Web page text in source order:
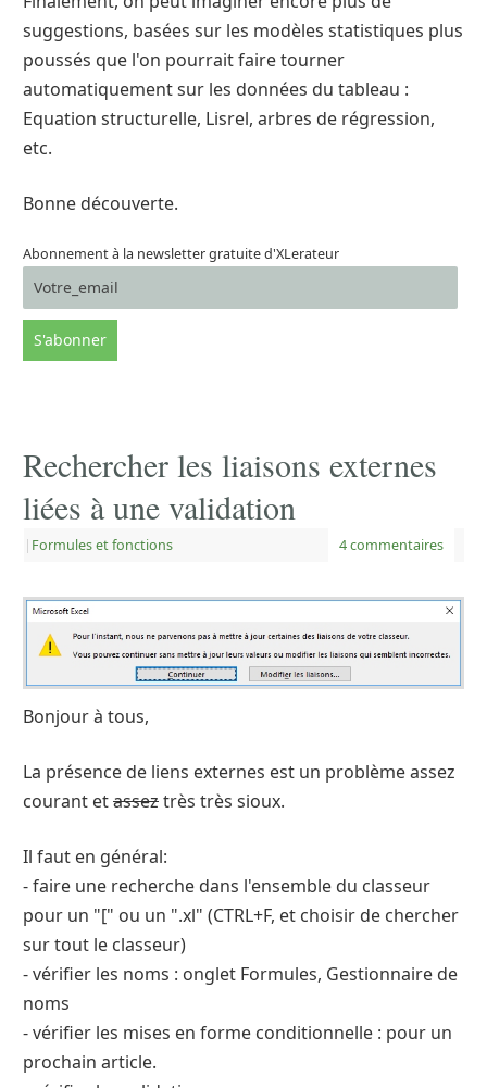
suggestions, basées sur les modèles statistiques plus
poussés que l'on pourrait faire tourner
automatiquement sur les données du tableau :
Equation structurelle, Lisrel, arbres de régression,
etc.
Bonne découverte.
Abonnement à la newsletter gratuite d'XLerateur
Rechercher les liaisons externes
liées à une validation
| Formules et fonctions 4 commentaires
Bonjour à tous,
La présence de liens externes est un problème assez
courant etasseztrès très sioux.
Il faut en général:
- faire une recherche dans l'ensemble du classeur
pour un "[" ou un ".xl" (CTRL+F, et choisir de chercher
sur tout le classeur)
- vérifier les noms : onglet Formules, Gestionnaire de
noms
- vérifier les mises en forme conditionnelle : pour un
prochain article.